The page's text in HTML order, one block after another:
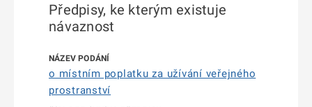
Předpisy, ke kterým existuje
návaznost
o místním poplatku za užívání veřejného
prostranství